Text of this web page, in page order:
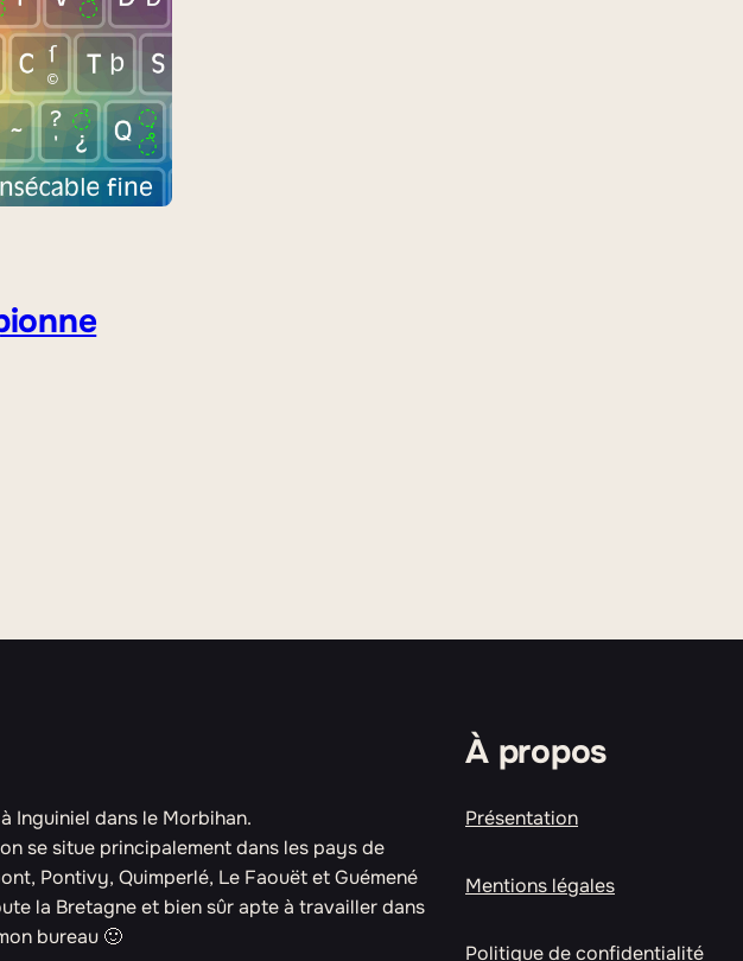
Inguiniel dans le Morbihan.
se situe principalement dans les pays de
Pontivy, Quimperlé, Le Faouët et Guémené
la Bretagne et bien sûr apte à travailler dans
bureau 🙂
À propos
Présentation
Mentions légales
Politique de confidentialité